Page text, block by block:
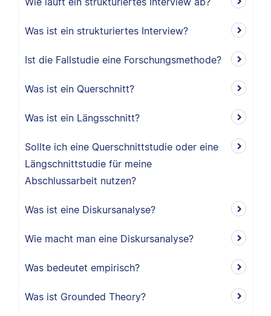
Was ist ein strukturiertes Interview?
Ist die Fallstudie eine Forschungsmethode?
Was ist ein Querschnitt?
Was ist ein Längsschnitt?
Sollte ich eine Querschnittstudie oder eine
Längschnittstudie für meine
Abschlussarbeit nutzen?
Was ist eine Diskursanalyse?
Wie macht man eine Diskursanalyse?
Was bedeutet empirisch?
Was ist Grounded Theory?